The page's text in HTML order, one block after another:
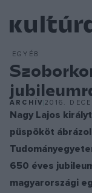
EGYÉB
ARCHÍV2016.
Nagy Lajos
püspököt
650 éves
magyarországi